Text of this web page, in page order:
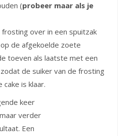
(probeer maar als je
frosting over in een spuitzak
de afgekoelde zoete
toeven als laatste met een
de suiker van de frosting
is klaar.
keer
verder
Een